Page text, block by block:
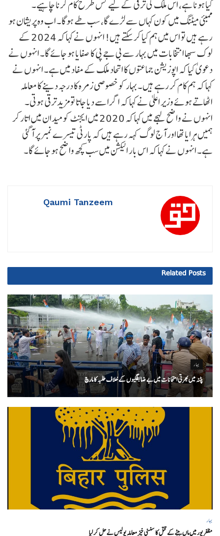
کیا ہونا ہے، اس ملک کی ترقی کے لیے کس طرح کام کرنا چاہیے۔
ممبئی میٹنگ میں کون کہاں سے لڑے گا، سب طے ہوگا۔ اب وہ پریشان ہو
رہے ہیں تو اس میں ہم کیا کر سکتے ہیں! انہوں نے کہا کہ 2024 کے
لوک سبھا انتخابات میں بہار سے بی جے پی کا صفایا ہو جائے گا۔ انہوں نے
دعویٰ کیا کہ اپوزیشن جماعتوں کا اتحاد ملک کے مفاد میں ہے۔ انہوں نے
کہا کہ ہم کام کر رہے ہیں۔بہار کو خصوصی زمرہ کا درجہ دینے کا معاملہ
اٹھاتے ہوئے وزیر اعلیٰ نے کہا کہ اگر اسے دیا جاتا تو مزید ترقی ہوتی۔
انہوں نے واضح لہجے میں کہا کہ 2020 میں ایجنٹ کو میدان میں اتار کر
ہمیں ہرایا تھا اور آج لوگ کہہ رہے ہیں کہ پارٹی تیسرے نمبر پر آ گئی
ہے۔ انہوں نے کہا کہ اس بار الیکشن میں سب کچھ واضح ہو جائے گا۔
Qaumi Tanzeem
Related Posts
بہار
پٹنہ میں بھرتی امتحانات میں بے ضابطگیوں کے خلاف طلبہ کا مارچ
بہار
مظفر پور میں ماں بیٹے کے قتل کا سنسنی خیز معاملہ پولیس نے حل کر لیا